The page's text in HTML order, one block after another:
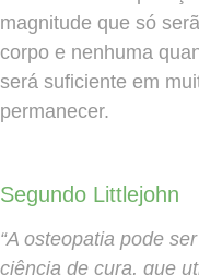
magnitude que só
corpo e nenhuma
será suficiente em
permanecer.
Segundo Littlejohn
“A osteopatia pode
ciência de cura, que